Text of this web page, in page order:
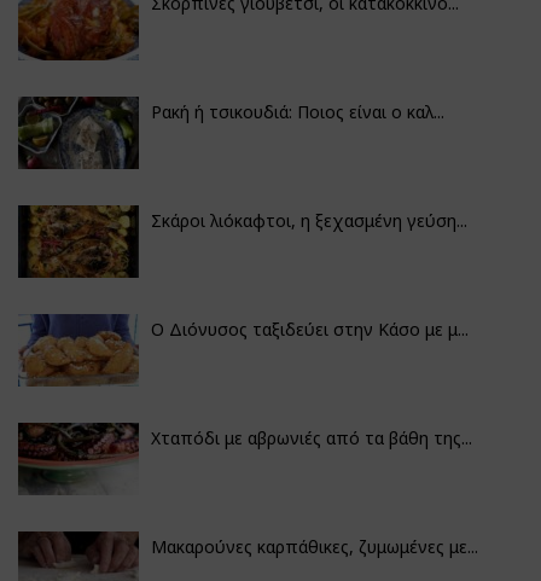
Ρακή ή τσικουδιά: Ποιος είναι ο καλ...
Σκάροι λιόκαφτοι, η ξεχασμένη γεύση...
Ο Διόνυσος ταξιδεύει στην Κάσο με μ...
Χταπόδι με αβρωνιές από τα βάθη της...
Μακαρούνες καρπάθικες, ζυμωμένες με...